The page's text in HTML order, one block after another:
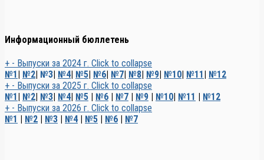
Информационный бюллетень
+ - Выпуски за 2024 г. Click to collapse
№1
№2 №3 №4| №5 №6 №7 №8 №9 №10 №11
№12
+ - Выпуски за 2025 г. Click to collapse
№1
№2 №3 №4| №5 №6 №7 №9 №10 №11
№12
+ - Выпуски за 2026 г. Click to collapse
№1
№2 №3 №4| №5 №6 №7